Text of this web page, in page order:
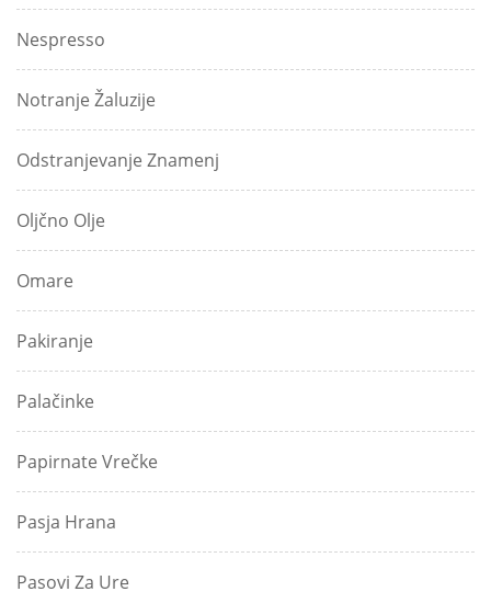
Nespresso
Notranje Žaluzije
Odstranjevanje Znamenj
Oljčno Olje
Omare
Pakiranje
Palačinke
Papirnate Vrečke
Pasja Hrana
Pasovi Za Ure